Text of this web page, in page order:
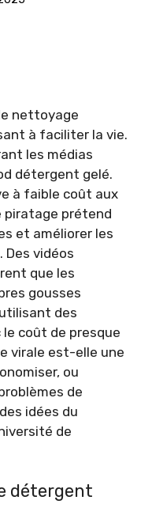
nettoyage
à faciliter la vie.
les médias
détergent gelé.
à faible coût aux
piratage prétend
et améliorer les
vidéos
que les
gousses
des
coût de presque
virale est-elle une
ou
de
idées du
de
détergent